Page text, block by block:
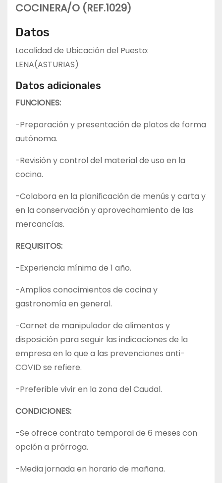
COCINERA/O (REF.1029)
Datos
Localidad de Ubicación del Puesto:
LENA(ASTURIAS)
Datos adicionales
FUNCIONES:
-Preparación y presentación de platos de forma
autónoma.
-Revisión y control del material de uso en la
cocina.
-Colabora en la planificación de menús y carta y
en la conservación y aprovechamiento de las
mercancías.
REQUISITOS:
-Experiencia mínima de 1 año.
-Amplios conocimientos de cocina y
gastronomía en general.
-Carnet de manipulador de alimentos y
disposición para seguir las indicaciones de la
empresa en lo que a las prevenciones anti-
COVID se refiere.
-Preferible vivir en la zona del Caudal.
CONDICIONES:
-Se ofrece contrato temporal de 6 meses con
opción a prórroga.
-Media jornada en horario de mañana.